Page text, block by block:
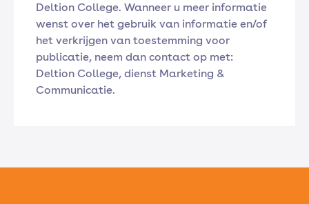
Deltion College. Wanneer u meer informatie
wenst over het gebruik van informatie en/of
het verkrijgen van toestemming voor
publicatie, neem dan contact op met:
Deltion College, dienst Marketing &
Communicatie.